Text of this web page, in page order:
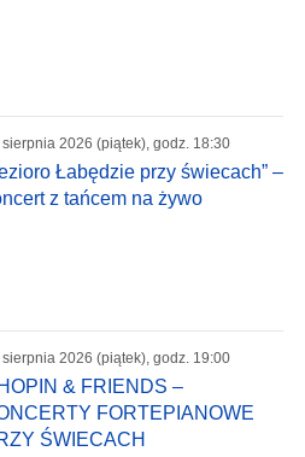
sierpnia 2026 (piątek), godz. 18:30
Łabędzie przy świecach” –
z tańcem na żywo
sierpnia 2026 (piątek), godz. 19:00
& FRIENDS –
FORTEPIANOWE
ŚWIECACH